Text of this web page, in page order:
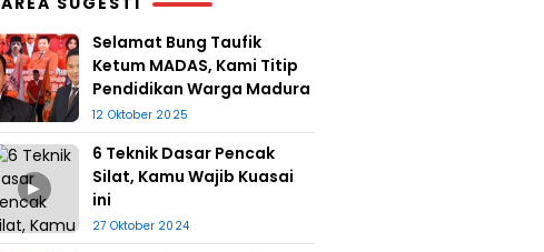
Selamat Bung Taufik
Ketum MADAS, Kami Titip
Pendidikan Warga Madura
12 Oktober 2025
▶
6 Teknik Dasar Pencak
Silat, Kamu Wajib Kuasai
ini
27 Oktober 2024